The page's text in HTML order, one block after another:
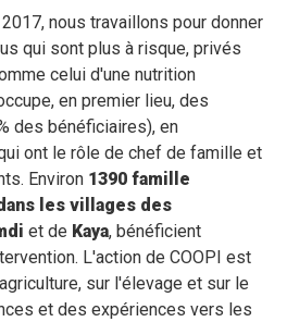
nous travaillons pour donner
qui sont plus à risque, privés
celui d'une nutrition
en premier lieu, des
des bénéficiaires), en
ont le rôle de chef de famille et
Environ 1390 famille
les villages des
et de Kaya, bénéficient
L'action de COOPI est
sur l'élevage et sur le
et des expériences vers les